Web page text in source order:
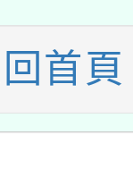
度閱讀
研習
智慧
名單
學軟體
首頁